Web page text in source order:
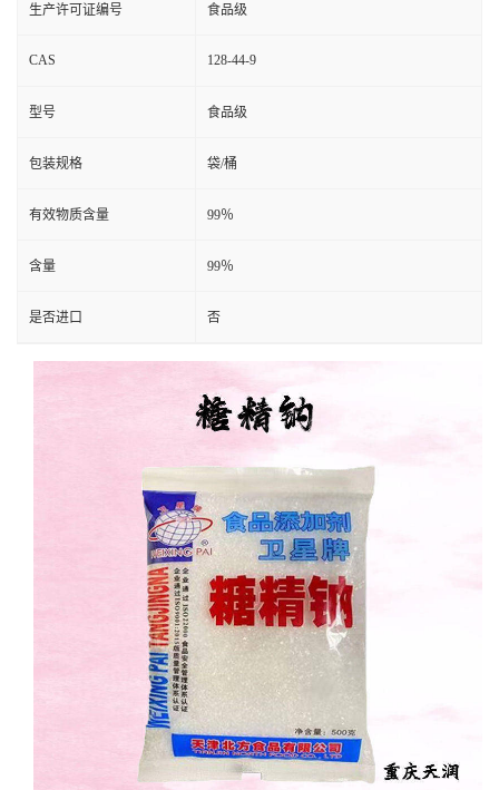
生产许可证编号 食品级
CAS 128-44-9
型号 食品级
包装规格 袋/桶
有效物质含量 99％
含量 99％
是否进口 否